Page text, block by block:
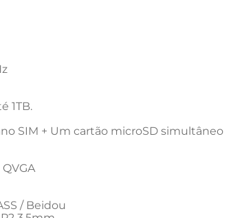
1TB.
SIM + Um cartão microSD simultâneo
/ Beidou